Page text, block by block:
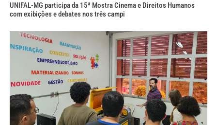
UNIFAL-MG participa da 15ª Mostra Cinema e Direitos Humanos
com exibições e debates nos três campi